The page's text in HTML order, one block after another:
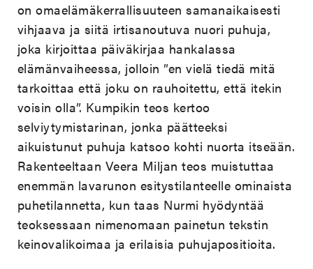
on omaelämäkerrallisuuteen samanaikaisesti
vihjaava ja siitä irtisanoutuva nuori puhuja,
joka kirjoittaa päiväkirjaa hankalassa
elämänvaiheessa, jolloin ”en vielä tiedä mitä
tarkoittaa että joku on rauhoitettu, että itekin
voisin olla”. Kumpikin teos kertoo
selviytymistarinan, jonka päätteeksi
aikuistunut puhuja katsoo kohti nuorta itseään.
Rakenteeltaan Veera Miljan teos muistuttaa
enemmän lavarunon esitystilanteelle ominaista
puhetilannetta, kun taas Nurmi hyödyntää
teoksessaan nimenomaan painetun tekstin
keinovalikoimaa ja erilaisia puhujapositioita.